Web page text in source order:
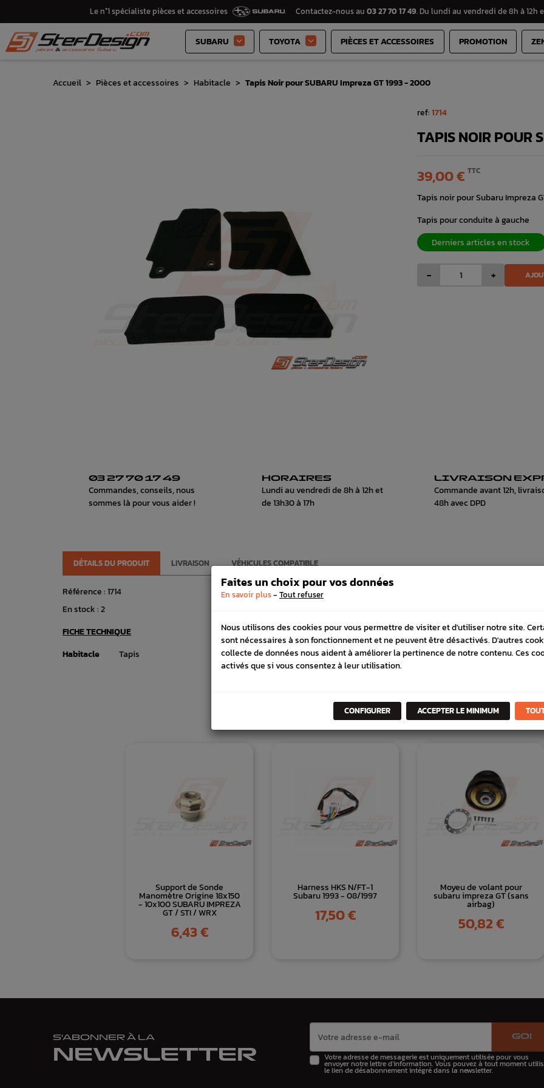
Le n°1 spécialiste pièces et accessoires Contactez-nous au 03 27 70 17 49. Du lundi au vendredi de 8h à 12h
SUBARU  TOYOTA  PIÈCES ET ACCESSOIRES PROMOTION
Accueil Pièces et accessoires Habitacle Tapis Noir pour SUBARU Impreza GT 1993 - 2000
ref:1714
TAPIS NOIR POUR
39,00 € TTC
Tapis noir pour Subaru Impreza
Tapis pour conduite à gauche
Derniers articles en stock
- +
03 27 70 17 49
Commandes, conseils, nous
sommes là pour vous aider !
HORAIRES
Lundi au vendredi de 8h à 12h et
de 13h30 à 17h
LIVRAISON
Commande avant 12h,
48h avec DPD
DÉTAILS DU PRODUIT LIVRAISON VÉHICULES COMPATIBLE
Référence :1714
En stock :2
FICHE TECHNIQUE
Habitacle
Tapis
LA MÊME
Support de Sonde
Manomètre Origine 18x150
- 10x100 SUBARU IMPREZA
GT / STI / WRX
Prix
6,43 €
Harness HKS N/FT-1
Subaru 1993 - 08/1997
Prix
17,50 €
Moyeu de volant pour
subaru impreza GT (sans
airbag)
Prix
50,82 €
S'ABONNER À LA
NEWSLETTER
GO!
Votre adresse de messagerie est uniquement utilisée pour vous
envoyer notre lettre d'information. Vous pouvez à tout moment
le lien de désabonnement intégré dans la newsletter.
Faites un choix pour vos données
En savoir plus- Tout refuser
Nous utilisons des cookies pour vous permettre de visiter et d'utiliser notre site.
sont nécessaires à son fonctionnement et ne peuvent être désactivés. D'autres
collecte de données nous aident à améliorer la pertinence de notre contenu. Ces
activés que si vous consentez à leur utilisation.
CONFIGURER ACCEPTER LE MINIMUM